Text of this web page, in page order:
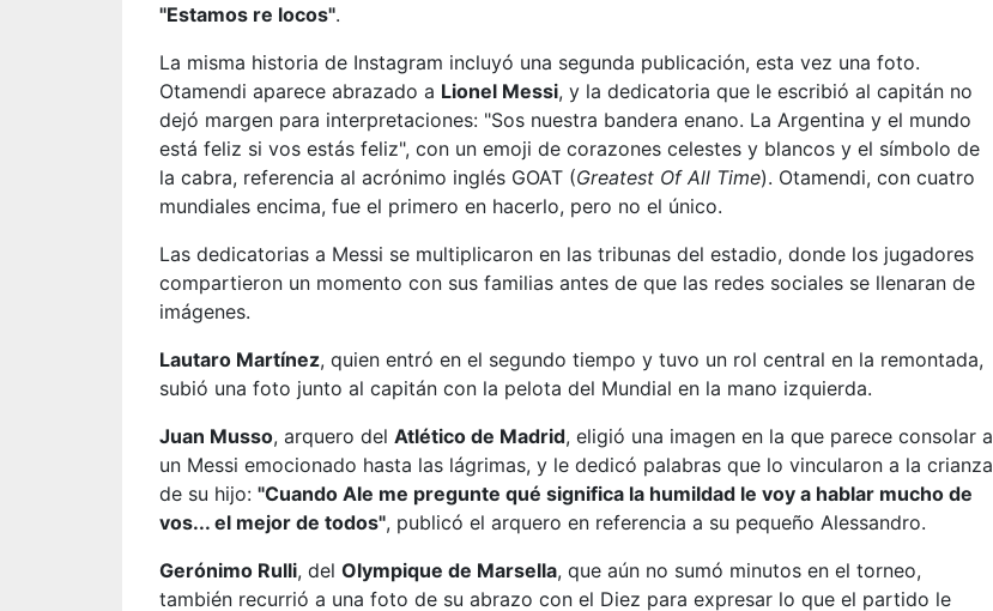
"Estamos re locos".
La misma historia de Instagram incluyó una segunda publicación, esta vez una foto.
Otamendi aparece abrazado a Lionel Messi, y la dedicatoria que le escribió al capitán no
dejó margen para interpretaciones: "Sos nuestra bandera enano. La Argentina y el mundo
está feliz si vos estás feliz", con un emoji de corazones celestes y blancos y el símbolo de
la cabra, referencia al acrónimo inglés GOAT (Greatest Of All Time). Otamendi, con cuatro
mundiales encima, fue el primero en hacerlo, pero no el único.
Las dedicatorias a Messi se multiplicaron en las tribunas del estadio, donde los jugadores
compartieron un momento con sus familias antes de que las redes sociales se llenaran de
imágenes.
Lautaro Martínez, quien entró en el segundo tiempo y tuvo un rol central en la remontada,
subió una foto junto al capitán con la pelota del Mundial en la mano izquierda.
Juan Musso, arquero del Atlético de Madrid, eligió una imagen en la que parece consolar a
un Messi emocionado hasta las lágrimas, y le dedicó palabras que lo vincularon a la crianza
de su hijo: "Cuando Ale me pregunte qué significa la humildad le voy a hablar mucho de
vos... el mejor de todos", publicó el arquero en referencia a su pequeño Alessandro.
Gerónimo Rulli, del Olympique de Marsella, que aún no sumó minutos en el torneo,
también recurrió a una foto de su abrazo con el Diez para expresar lo que el partido le